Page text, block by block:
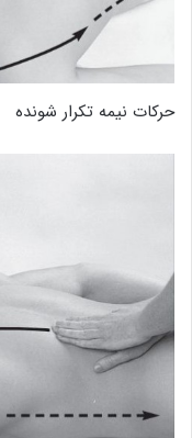
حرکات نیمه تکرار شونده